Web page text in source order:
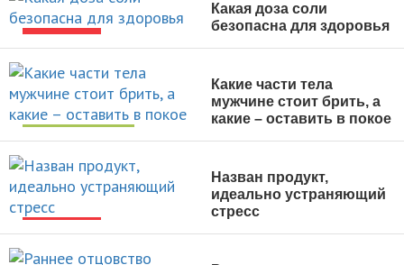
Какая доза соли
безопасна для здоровья
УХОД ЗА СОБОЙ
Какие части тела
мужчине стоит брить, а
какие – оставить в покое
НОВОСТИ
Назван продукт,
идеально устраняющий
стресс